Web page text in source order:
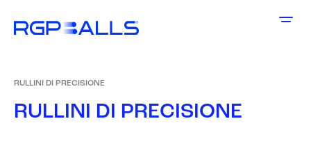
RULLINI DI PRECISIONE
RULLINI DI PRECISIONE